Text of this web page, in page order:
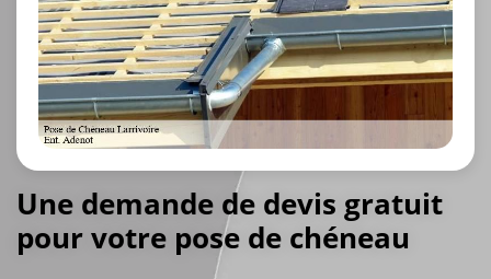
Une demande de devis gratuit
pour votre pose de chéneau